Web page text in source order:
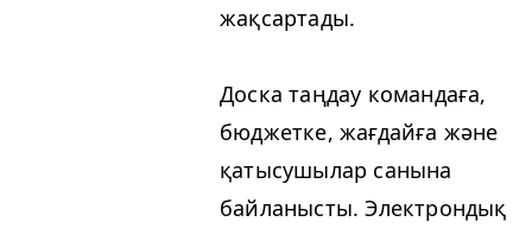
жақсартады.
Доска таңдау командаға,
бюджетке, жағдайға және
қатысушылар санына
байланысты. Электрондық